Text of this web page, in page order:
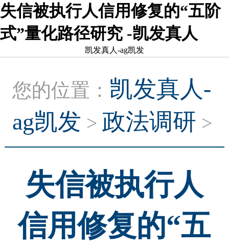
失信被执行人信用修复的“五阶
式”量化路径研究 -凯发真人
凯发真人-ag凯发
您的位置： 凯发真人-
ag凯发 > 政法调研 >
失信被执行人
信用修复的“五